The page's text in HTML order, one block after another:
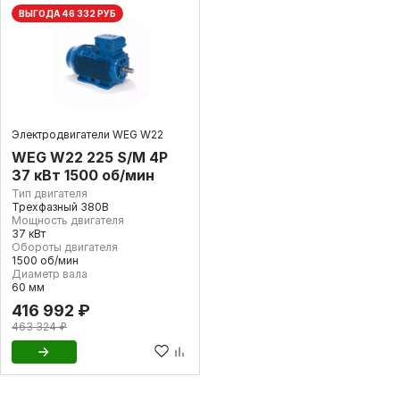
ВЫГОДА 46 332 РУБ
Электродвигатели WEG W22
WEG W22 225 S/M 4P
37 кВт 1500 об/мин
Тип двигателя
Трехфазный 380В
Мощность двигателя
37 кВт
Обороты двигателя
1500 об/мин
Диаметр вала
60 мм
416 992 ₽
463 324 ₽